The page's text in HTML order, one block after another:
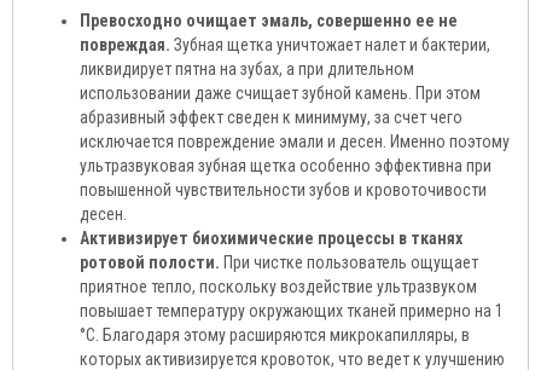
Превосходно очищает эмаль, совершенно ее не
повреждая. Зубная щетка уничтожает налет и бактерии,
ликвидирует пятна на зубах, а при длительном
использовании даже счищает зубной камень. При этом
абразивный эффект сведен к минимуму, за счет чего
исключается повреждение эмали и десен. Именно поэтому
ультразвуковая зубная щетка особенно эффективна при
повышенной чувствительности зубов и кровоточивости
десен.
Активизирует биохимические процессы в тканях
ротовой полости. При чистке пользователь ощущает
приятное тепло, поскольку воздействие ультразвуком
повышает температуру окружающих тканей примерно на 1
°С. Благодаря этому расширяются микрокапилляры, в
которых активизируется кровоток, что ведет к улучшению